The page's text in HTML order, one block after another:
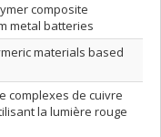
composite
metal batteries
materials based
complexes de cuivre
la lumière rouge